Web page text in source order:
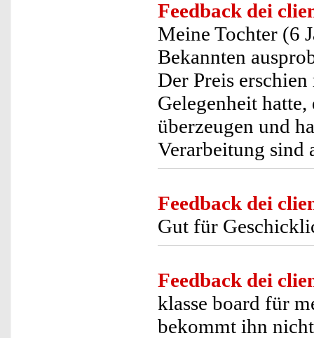
Feedback dei
Meine Tochter (6
Bekannten
Der Preis
Gelegenheit
überzeugen und
Verarbeitung sind
Feedback dei
Gut für
Feedback dei
klasse board für
bekommt ihn